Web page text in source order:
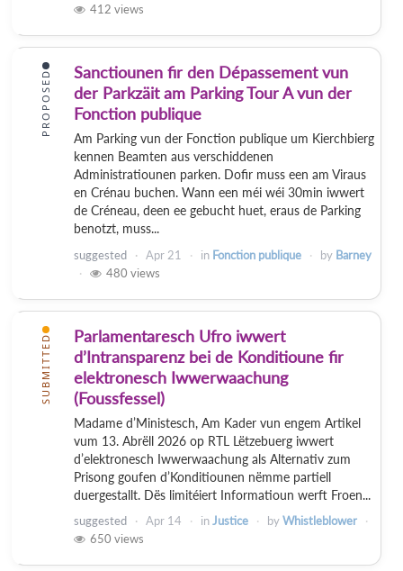
412 views
PROPOSED
Sanctiounen fir den Dépassement vun
der Parkzäit am Parking Tour A vun der
Fonction publique
Am Parking vun der Fonction publique um Kierchbierg
kennen Beamten aus verschiddenen
Administratiounen parken. Dofir muss een am Viraus
en Crénau buchen. Wann een méi wéi 30min iwwert
de Créneau, deen ee gebucht huet, eraus de Parking
benotzt, muss...
suggested Apr 21 in Fonction publique by Barney
480 views
SUBMITTED
Parlamentaresch Ufro iwwert
d’Intransparenz bei de Konditioune fir
elektronesch Iwwerwaachung
(Foussfessel)
Madame d’Ministesch, Am Kader vun engem Artikel
vum 13. Abrëll 2026 op RTL Lëtzebuerg iwwert
d’elektronesch Iwwerwaachung als Alternativ zum
Prisong goufen d’Konditiounen nëmme partiell
duergestallt. Dës limitéiert Informatioun werft Froen...
suggested Apr 14 inJustice byWhistleblower
650 views